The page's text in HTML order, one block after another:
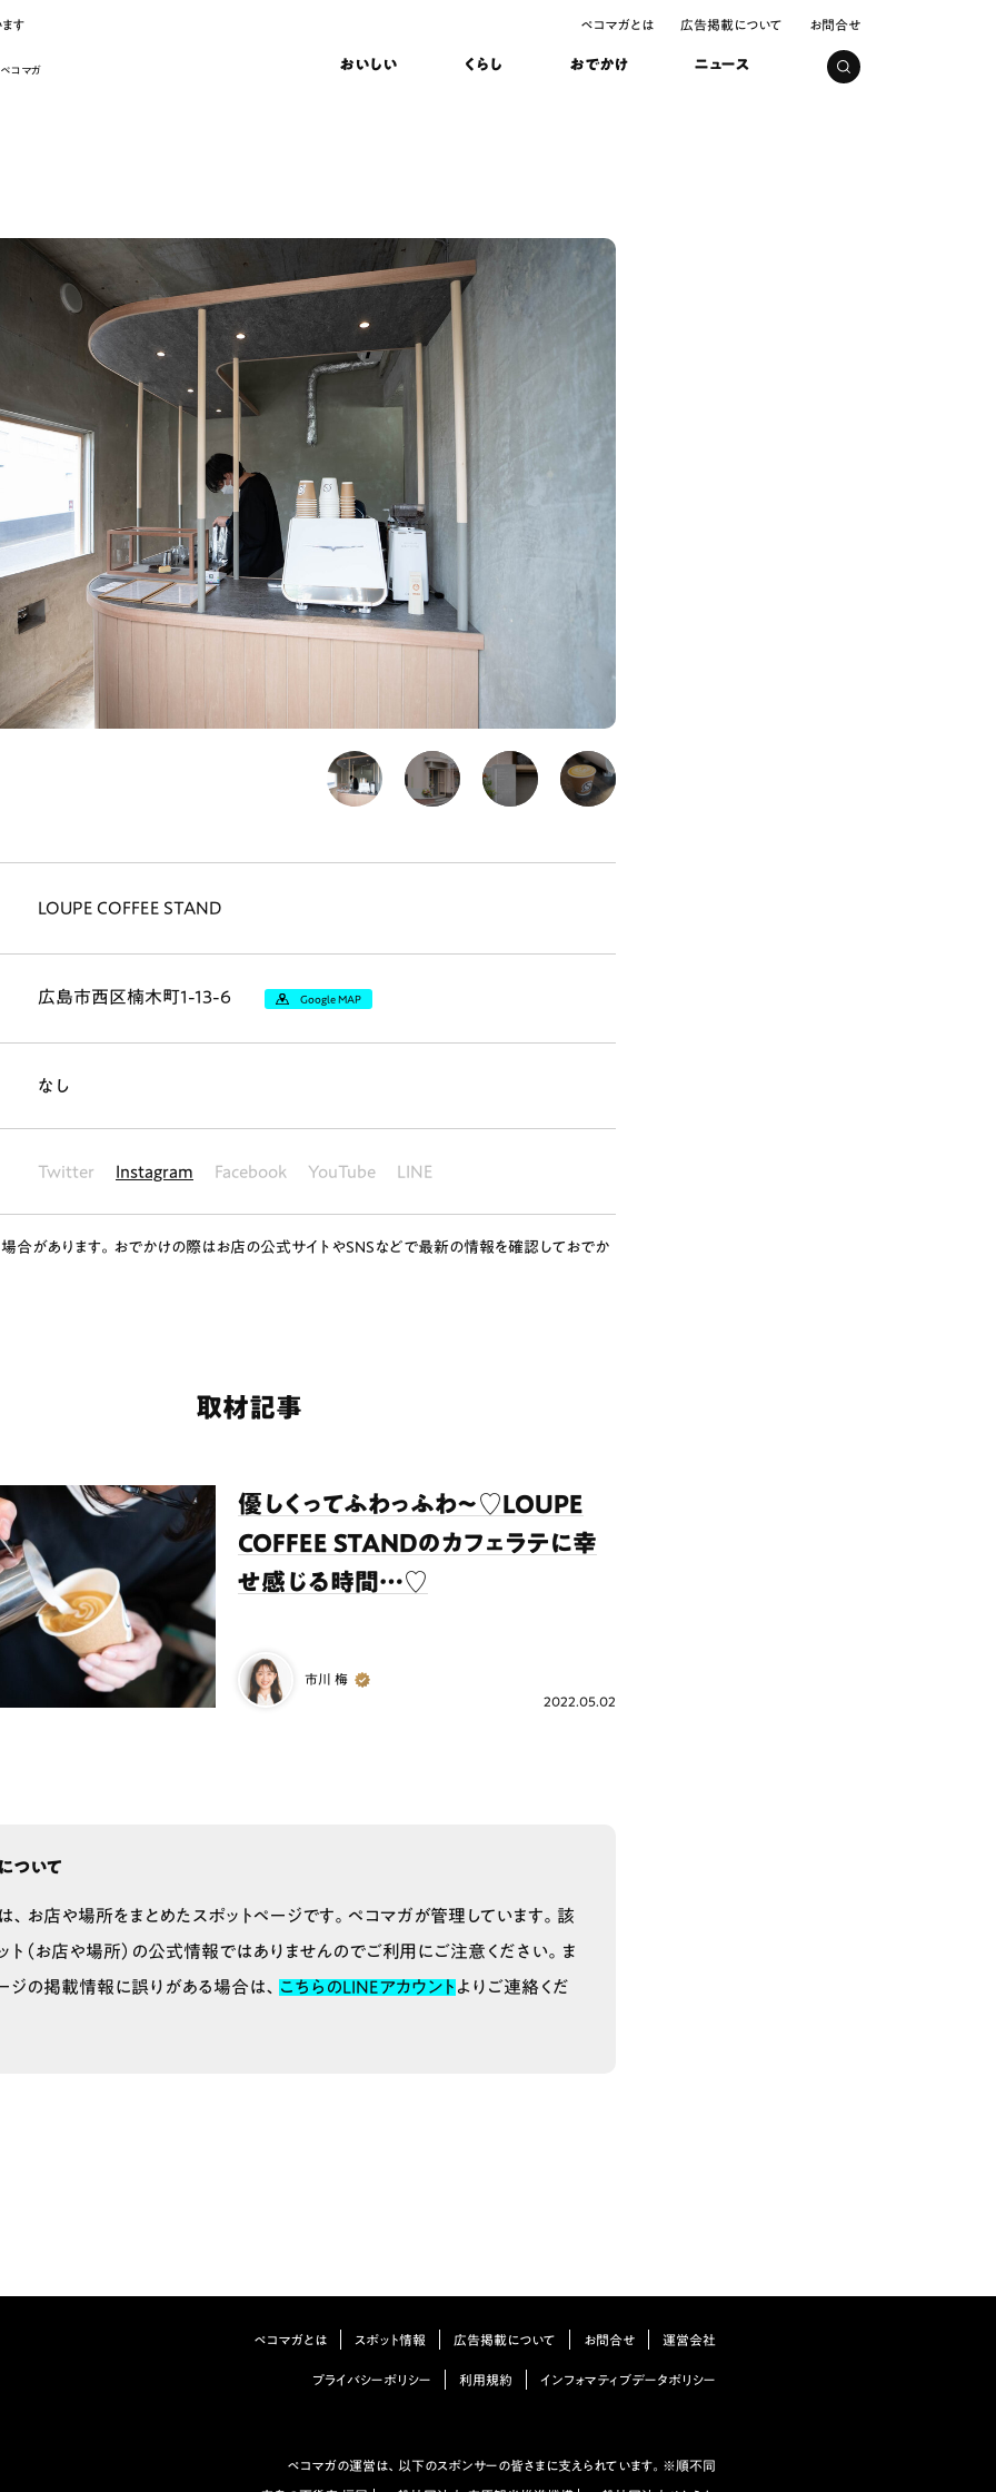
す ペコマガとは 広告掲載について お問合せ
コマガ おいしい くらし おでかけ ニュース
LOUPE COFFEE STAND
広島市西区楠木町1-13-6 Google MAP
なし
Twitter Instagram Facebook YouTube LINE
合があります。おでかけの際はお店の公式サイトやSNSなどで最新の情報を確認しておでか
取材記事
優しくってふわっふわ〜♡LOUPE
COFFEE STANDのカフェラテに幸
せ感じる時間…♡
市川 梅
2022.05.02
ついて
、お店や場所をまとめたスポットページです。ペコマガが管理しています。該
ト（お店や場所）の公式情報ではありませんのでご利用にご注意ください。ま
ジの掲載情報に誤りがある場合は、
こちらのLINEアカウント よりご連絡くだ
ペコマガとは スポット情報 広告掲載について お問合せ 運営会社
プライバシーポリシー 利用規約 インフォマティブデータポリシー
ペコマガの運営は、以下のスポンサーの皆さまに支えられています。※順不同